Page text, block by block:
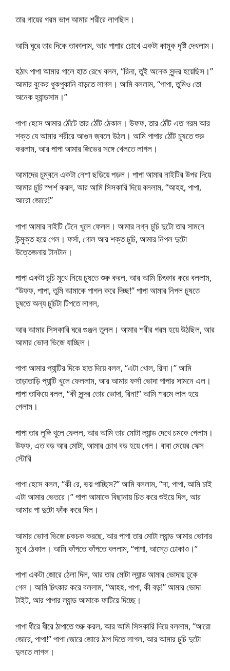
তার গায়ের গরম ভাপ আমার শরীরে লাগছিল।
আমি ঘুরে তার দিকে তাকালাম, আর পাপার চোখে একটা কামুক দৃষ্টি দেখলাম।
হঠাৎ পাপা আমার গালে হাত রেখে বলল, “রিনা, তুই অনেক সুন্দর হয়েছিস।”
আমার বুকের ধুকপুকানি বাড়তে লাগল। আমি বললাম, “পাপা, তুমিও তো
অনেক হ্যান্ডসাম।”
পাপা হেসে আমার ঠোঁটে তার ঠোঁট ঠেকাল। উফফ, তার ঠোঁট এত গরম আর
শক্ত যে আমার শরীরে আগুন জ্বলে উঠল। আমি পাপার ঠোঁট চুষতে শুরু
করলাম, আর পাপা আমার জিভের সঙ্গে খেলতে লাগল।
আমাদের চুম্বনে একটা নেশা ছড়িয়ে পড়ল। পাপা আমার নাইটির উপর দিয়ে
আমার চুচি স্পর্শ করল, আর আমি সিসকারি দিয়ে বললাম, “আহহ, পাপা,
আরো জোরে!”
পাপা আমার নাইটি টেনে খুলে ফেলল। আমার নগ্ন চুচি দুটো তার সামনে
উন্মুক্ত হয়ে গেল। ফর্সা, গোল আর শক্ত চুচি, আমার নিপল দুটো
উত্তেজনায় টানটান।
পাপা একটা চুচি মুখে নিয়ে চুষতে শুরু করল, আর আমি চিৎকার করে বললাম,
“উফফ, পাপা, তুমি আমাকে পাগল করে দিচ্ছ!” পাপা আমার নিপল চুষতে
চুষতে অন্য চুচিটা টিপতে লাগল,
আর আমার সিসকারি ঘরে গুঞ্জন তুলল। আমার শরীর গরম হয়ে উঠছিল, আর
আমার ভোদা ভিজে যাচ্ছিল।
পাপা আমার প্যান্টির দিকে হাত দিয়ে বলল, “এটা খোল, রিনা।” আমি
তাড়াতাড়ি প্যান্টি খুলে ফেললাম, আর আমার ফর্সা ভোদা পাপার সামনে এল।
পাপা তাকিয়ে বলল, “কী সুন্দর তোর ভোদা, রিনা!” আমি শরমে লাল হয়ে
গেলাম।
পাপা তার লুঙ্গি খুলে ফেলল, আর আমি তার মোটা ল্যান্ড দেখে চমকে গেলাম।
উফফ, এত বড় আর মোটা, আমার চোখ বড় হয়ে গেল। বাবা মেয়ের সেক্স
স্টোরি
পাপা হেসে বলল, “কী রে, ভয় পাচ্ছিস?” আমি বললাম, “না, পাপা, আমি চাই
এটা আমার ভেতরে।” পাপা আমাকে বিছানায় চিত করে শুইয়ে দিল, আর
আমার পা দুটো ফাঁক করে দিল।
আমার ভোদা ভিজে চকচক করছে, আর পাপা তার মোটা ল্যান্ড আমার ভোদার
মুখে ঠেকাল। আমি কাঁপতে কাঁপতে বললাম, “পাপা, আস্তে ঢোকাও।”
পাপা একটা জোরে ঠেলা দিল, আর তার মোটা ল্যান্ড আমার ভোদায় ঢুকে
গেল। আমি চিৎকার করে বললাম, “আহহ, পাপা, কী বড়!” আমার ভোদা
টাইট, আর পাপার ল্যান্ড আমাকে ফাটিয়ে দিচ্ছে।
পাপা ধীরে ধীরে ঠাপাতে শুরু করল, আর আমি সিসকারি দিয়ে বললাম, “আরো
জোরে, পাপা!” পাপা জোরে জোরে ঠাপ দিতে লাগল, আর আমার চুচি দুটো
দুলতে লাগল।